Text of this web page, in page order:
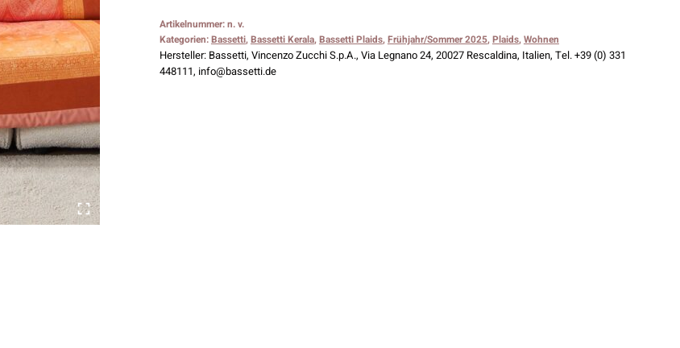
O1
Menge
Artikelnummer:n. v.
Kategorien:Bassetti,Bassetti Kerala,Bassetti Plaids,Frühjahr/Sommer 2025,Plaids,Wohnen
Hersteller: Bassetti, Vincenzo Zucchi S.p.A., Via Legnano 24, 20027 Rescaldina, Italien, Tel. +39 (0) 331
448111, info@bassetti.de